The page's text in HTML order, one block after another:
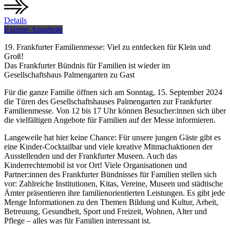
Details
Externe Angebote
19. Frankfurter Familienmesse: Viel zu entdecken für Klein und
Groß!
Das Frankfurter Bündnis für Familien ist wieder im
Gesellschaftshaus Palmengarten zu Gast
Für die ganze Familie öffnen sich am Sonntag, 15. September 2024
die Türen des Gesellschaftshauses Palmengarten zur Frankfurter
Familienmesse. Von 12 bis 17 Uhr können Besucher:innen sich über
die vielfältigen Angebote für Familien auf der Messe informieren.
Langeweile hat hier keine Chance: Für unsere jungen Gäste gibt es
eine Kinder-Cocktailbar und viele kreative Mitmachaktionen der
Ausstellenden und der Frankfurter Museen. Auch das
Kinderrechtemobil ist vor Ort! Viele Organisationen und
Partner:innen des Frankfurter Bündnisses für Familien stellen sich
vor: Zahlreiche Institutionen, Kitas, Vereine, Museen und städtische
Ämter präsentieren ihre familienorientierten Leistungen. Es gibt jede
Menge Informationen zu den Themen Bildung und Kultur, Arbeit,
Betreuung, Gesundheit, Sport und Freizeit, Wohnen, Alter und
Pflege – alles was für Familien interessant ist.